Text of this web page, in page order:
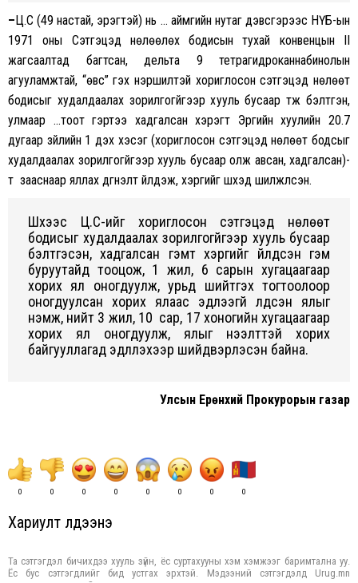
– Ц.С (49 настай, эрэгтэй) нь … аймгийн нутаг дэвсгэрээс НҮБ-ын
1971 оны Сэтгэцэд нөлөөлөх бодисын тухай конвенцын II
жагсаалтад багтсан, дельта 9 тетрагидроканнабинолын
агууламжтай, “өвс” гэх нэршилтэй хориглосон сэтгэцэд нөлөөт
бодисыг худалдаалах зорилгогүйгээр хууль бусаар түүж бэлтгэн,
улмаар …тоот гэртээ хадгалсан хэрэгт Эрүүгийн хуулийн 20.7
дугаар зүйлийн 1 дэх хэсэг (хориглосон сэтгэцэд нөлөөт бодсыг
худалдаалах зорилгогүйгээр хууль бусаар олж авсан, хадгалсан)-
т зааснаар яллах дүгнэлт үйлдэж, хэргийг шүүхэд шилжүүлсэн.
Шүүхээс Ц.С-ийг хориглосон сэтгэцэд нөлөөт
бодисыг худалдаалах зорилгогүйгээр хууль бусаар
бэлтгэсэн, хадгалсан гэмт хэргийг үйлдсэн гэм
буруутайд тооцож, 1 жил, 6 сарын хугацаагаар
хорих ял оногдуулж, урьд шийтгэх тогтоолоор
оногдуулсан хорих ялаас эдлээгүй үлдсэн ялыг
нэмж, нийт 3 жил, 10 сар, 17 хоногийн хугацаагаар
хорих ял оногдуулж, ялыг нээлттэй хорих
байгууллагад эдлүүлэхээр шийдвэрлэсэн байна.
Улсын Ерөнхий Прокурорын газар
0 0 0 0 0 0 0 0
Хариулт үлдээнэ үү
Та сэтгэгдэл бичихдээ хууль зүйн, ёс суртахууны хэм хэмжээг баримтална уу.
Ёс бус сэтгэгдлийг бид устгах эрхтэй. Мэдээний сэтгэгдэлд Urug.mn